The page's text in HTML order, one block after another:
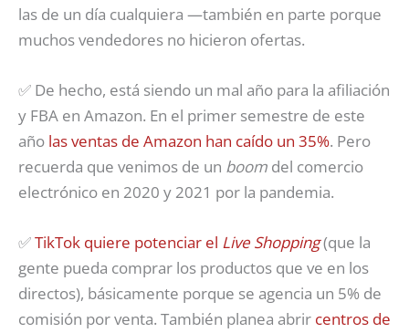
las de un día cualquiera —también en parte porque
muchos vendedores no hicieron ofertas.
✅ De hecho, está siendo un mal año para la afiliación
y FBA en Amazon. En el primer semestre de este
año las ventas de Amazon han caído un 35%. Pero
recuerda que venimos de un boom del comercio
electrónico en 2020 y 2021 por la pandemia.
✅TikTok quiere potenciar el Live Shopping(que la
gente pueda comprar los productos que ve en los
directos), básicamente porque se agencia un 5% de
comisión por venta. También planea abrir centros de